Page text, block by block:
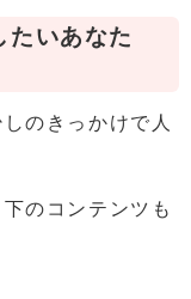
たいあなた
のきっかけで人
のコンテンツも